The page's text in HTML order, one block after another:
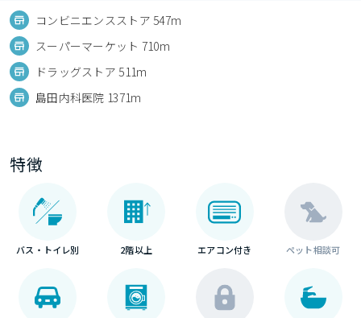
コンビニエンスストア 547m
スーパーマーケット 710m
ドラッグストア 511m
島田内科医院 1371m
特徴
バス・トイレ別 2階以上 エアコン付き ペット相談可